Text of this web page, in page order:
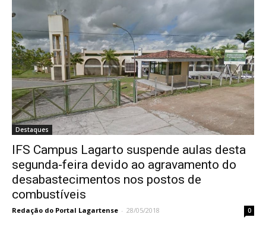
Destaques
IFS Campus Lagarto suspende aulas desta
segunda-feira devido ao agravamento do
desabastecimentos nos postos de
combustíveis
Redação do Portal Lagartense - 28/05/2018 0